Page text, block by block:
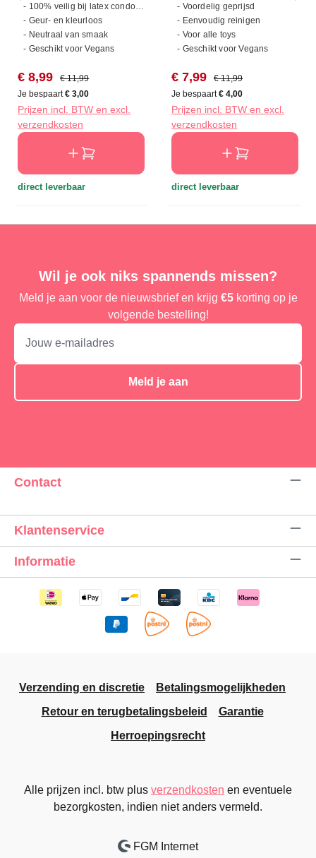
- 100% veilig bij latex condooms
- Geur- en kleurloos
- Neutraal van smaak
- Geschikt voor Vegans
Verkoopprijs:
€ 8,99 Normale prijs:
€ 11,99
Je bespaart€ 3,00
Prijzen incl. BTW en excl.
verzendkosten
direct leverbaar
- Voordelig geprijsd
- Eenvoudig reinigen
- Voor alle toys
- Geschikt voor Vegans
Verkoopprijs:
€ 7,99 Normale prijs:
€ 11,99
Je bespaart€ 4,00
Prijzen incl. BTW en excl.
verzendkosten
direct leverbaar
Wil je ook niks spannends missen?
Meld je aan voor de nieuwsbrief en krijg €5korting op je
volgende bestelling!
Meld je aan
Contact
Klantenservice
Informatie
Verzending en discretie
Betalingsmogelijkheden
Retour en terugbetalingsbeleid
Garantie
Herroepingsrecht
Alle prijzen incl. btw plus verzendkosten en eventuele
bezorgkosten, indien niet anders vermeld.
FGM Internet